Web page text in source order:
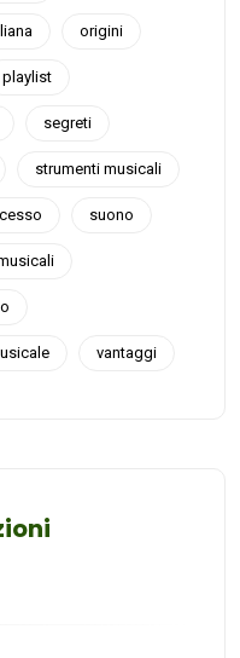
origini
playlist
segreti
strumenti musicali
suono
vantaggi